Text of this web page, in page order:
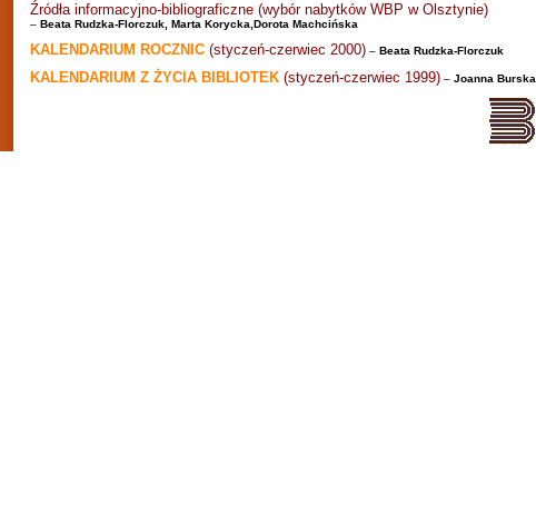
Źródła informacyjno-bibliograficzne (wybór nabytków WBP w Olsztynie)
– Beata Rudzka-Florczuk, Marta Korycka, Dorota Machcińska
KALENDARIUM ROCZNIC (styczeń-czerwiec 2000) – Beata Rudzka-Florczuk
KALENDARIUM Z ŻYCIA BIBLIOTEK (styczeń-czerwiec 1999) – Joanna Burska